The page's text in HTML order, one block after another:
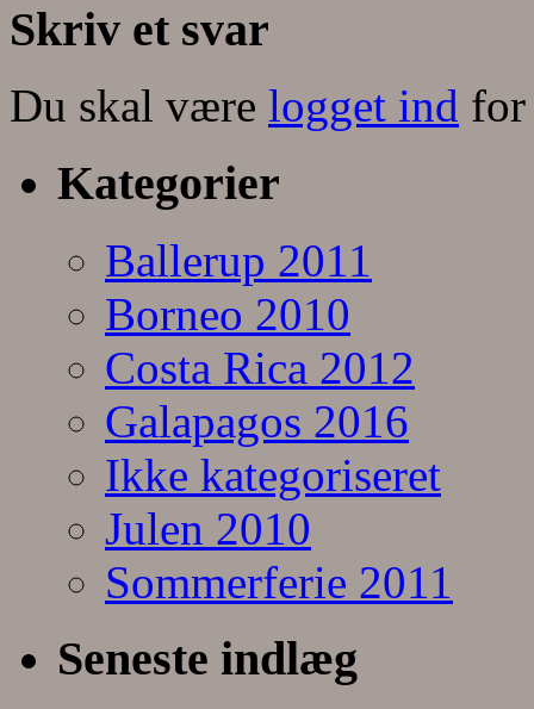
Skriv et svar
Du skal være logget ind for
Kategorier
Ballerup 2011
Borneo 2010
Costa Rica 2012
Galapagos 2016
Ikke kategoriseret
Julen 2010
Sommerferie 2011
Seneste indlæg